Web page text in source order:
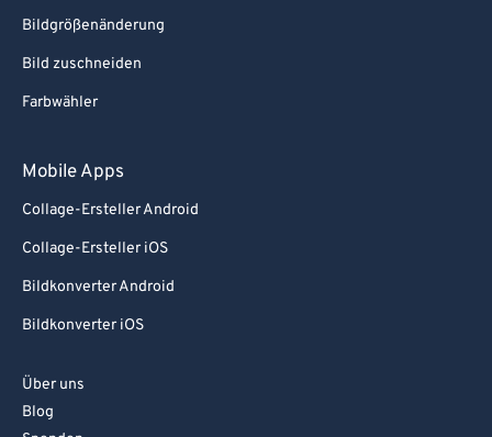
Bildgrößenänderung
Bild zuschneiden
Farbwähler
Mobile Apps
Collage-Ersteller Android
Collage-Ersteller iOS
Bildkonverter Android
Bildkonverter iOS
Über uns
Blog